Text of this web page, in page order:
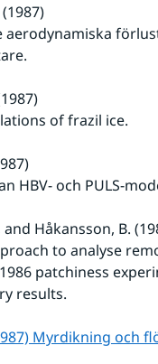
aerodynamiska
of frazil ice.
HBV- och PULS-
Håkansson, B.
to analyse
patchiness
results.
Myrdikning och